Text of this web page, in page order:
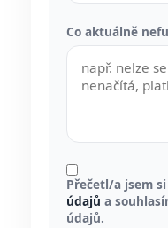
Co aktuálně
Přečetl/a jsem si
údajů a
údajů.